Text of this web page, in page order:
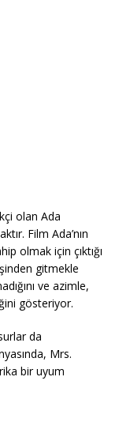
olan Ada
Film Ada’nın
olmak için çıktığı
gitmekle
ve azimle,
gösteriyor.
da
Mrs.
bir uyum